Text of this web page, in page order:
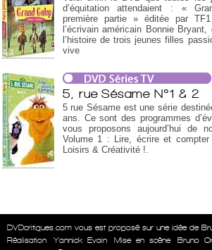
d’équitation attendaient : «
première partie » éditée par
l’écrivain américain Bonnie
l’histoire de trois jeunes filles
vive
5, rue Sésame N°1 & 2
5 rue Sésame est une série
ans. Ce sont des programmes
vous proposons aujourd’hui de
Volume 1 : Lire, écrire et
Loisirs & Créativité !.
DVDcritiques.com vous est proposé sur une idée de
Réalisation
Yannick Evain Mise en scène Bruno